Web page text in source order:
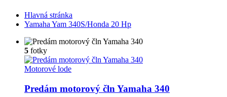
Hlavná stránka
Yamaha Yam 340S/Honda 20 Hp
5 fotky
Motorové lode
Predám motorový čln Yamaha 340